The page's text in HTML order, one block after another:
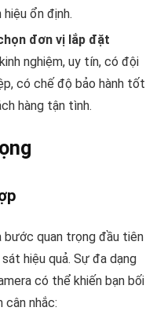
ổn định.
đơn vị lắp đặt
nghiệm, uy tín, có đội
có chế độ bảo hành tốt
hàng tận tình.
bước quan trọng đầu tiên
hiệu quả. Sự đa dạng
có thể khiến bạn bối
cân nhắc: